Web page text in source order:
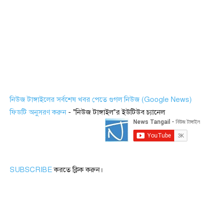
নিউজ টাঙ্গাইলের সর্বশেষ খবর পেতে গুগল নিউজ (Google News)
ফিডটি অনুসরণ করুন - "নিউজ টাঙ্গাইল"র ইউটিউব চ্যানেল
SUBSCRIBEকরতে ক্লিক করুন।